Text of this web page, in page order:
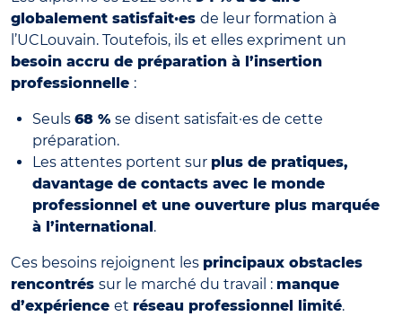
globalement satisfait·es de leur formation à
l’UCLouvain. Toutefois, ils et elles expriment un
besoin accru de préparation à l’insertion
professionnelle :
Seuls 68 % se disent satisfait·es de cette
préparation.
Les attentes portent sur plus de pratiques,
davantage de contacts avec le monde
professionnel et une ouverture plus marquée
à l’international .
Ces besoins rejoignent les principaux obstacles
rencontrés sur le marché du travail : manque
d’expérience et réseau professionnel limité.